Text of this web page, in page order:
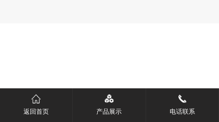
返回首页 产品展示 电话联系